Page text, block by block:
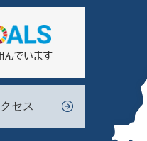
セス